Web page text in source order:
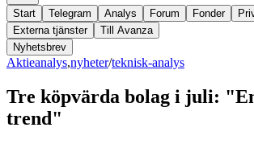
Start Telegram Analys Forum Fonder
Externa tjänster
Till Avanza
Nyhetsbrev
Aktieanalys,nyheter/teknisk-analys
Tre köpvärda bolag i juli:
trend"